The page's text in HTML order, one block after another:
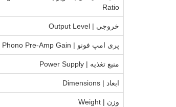
Ratio
خروجی | Output Level
پری امپ فونو | Phono Pre-Amp Gain
منبع تغذیه | Power Supply
ابعاد | Dimensions
وزن | Weight